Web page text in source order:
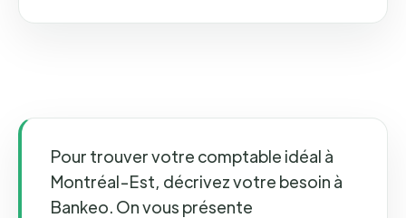
Pour trouver votre comptable idéal à
Montréal-Est, décrivez votre besoin à
Bankeo. On vous présente